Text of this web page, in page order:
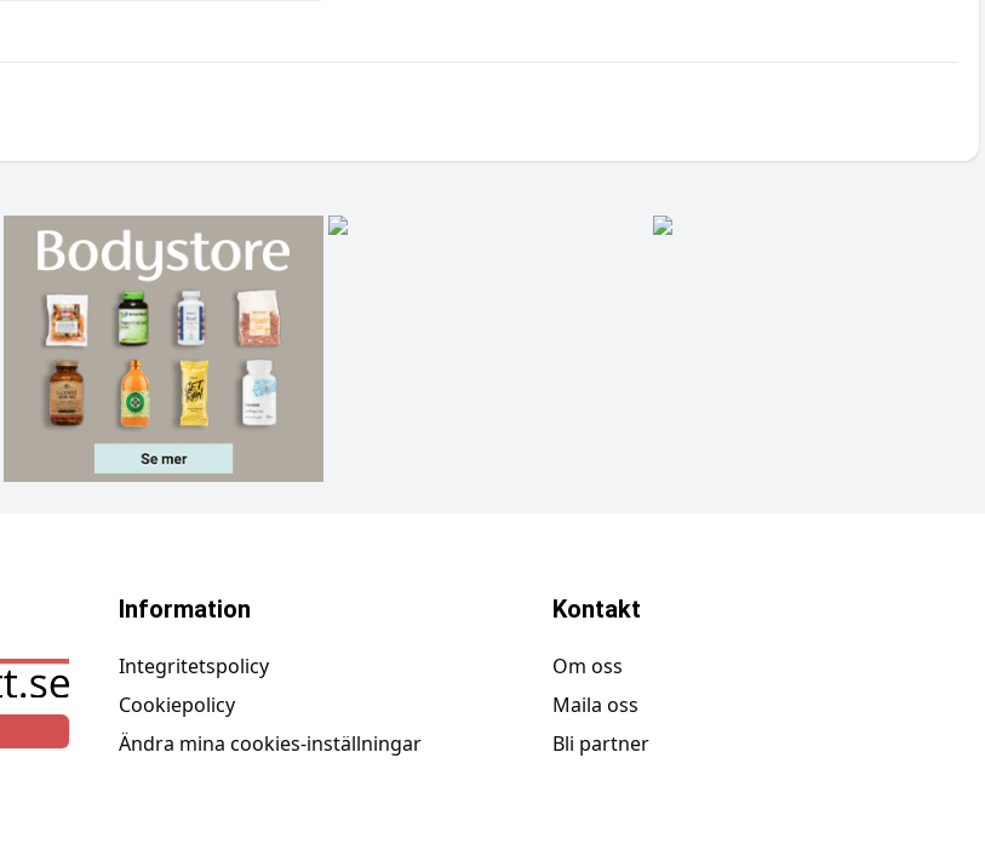
Information
Integritetspolicy
Cookiepolicy
Ändra mina cookies-inställningar
Kontakt
Om oss
Maila oss
Bli partner